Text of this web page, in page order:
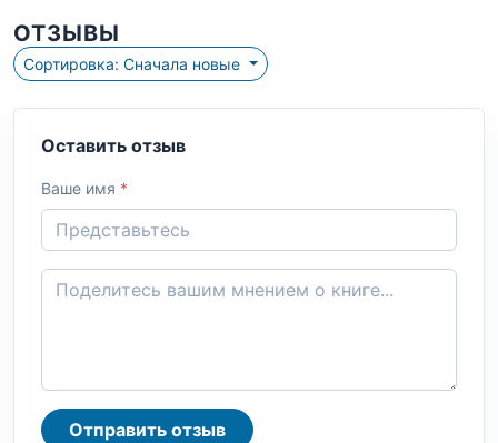
ОТЗЫВЫ
Сортировка: Сначала новые
Оставить отзыв
Ваше имя *
Отправить отзыв